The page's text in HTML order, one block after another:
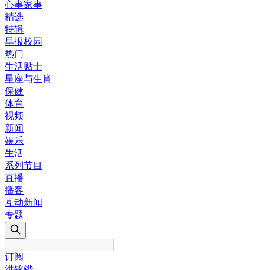
心事家事
精选
特辑
早报校园
热门
生活贴士
星座与生肖
保健
体育
视频
新闻
娱乐
生活
系列节目
直播
播客
互动新闻
专题
订阅